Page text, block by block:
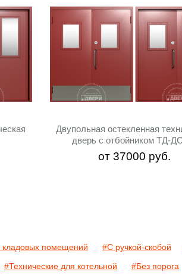
Двупольная остекленная
дверь с отбойником ТД-
от37000 руб.
кладовых помещений #С ручкой-скобой
#Технические для котельной #Без порога